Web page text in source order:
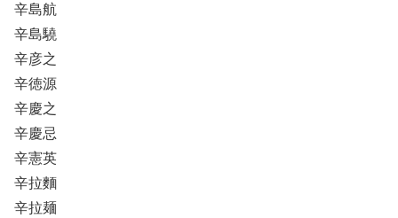
辛島航
辛島驍
辛彦之
辛徳源
辛慶之
辛慶忌
辛憲英
辛拉麵
辛拉麺